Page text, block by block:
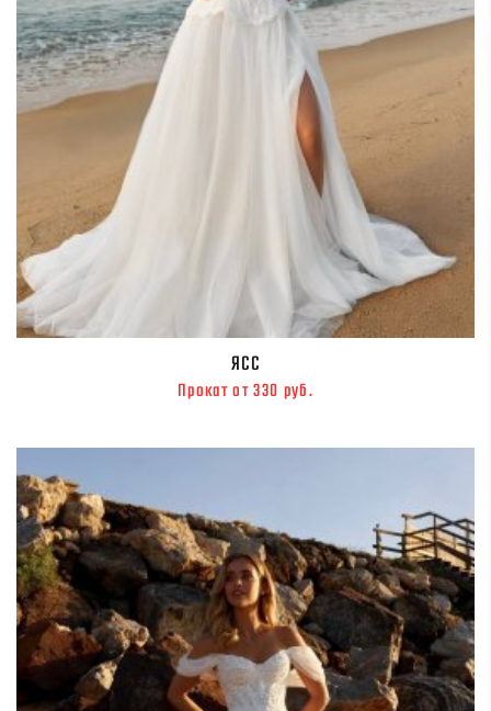
ЯСС
Прокат от 330 руб.